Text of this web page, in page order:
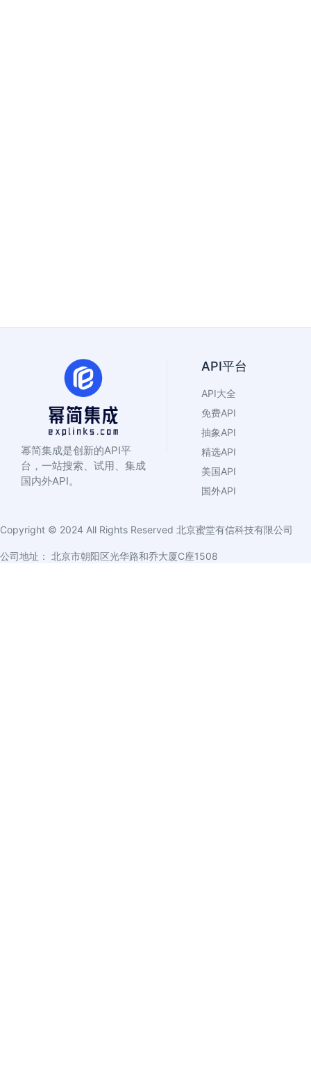
幂简集成是创新的API平
台，一站搜索、试用、集成
国内外API。
API平台
API大全
免费API
抽象API
精选API
美国API
国外API
Copyright © 2024 All Rights Reserved 北京蜜堂有信科技有限公司
公司地址： 北京市朝阳区光华路和乔大厦C座1508